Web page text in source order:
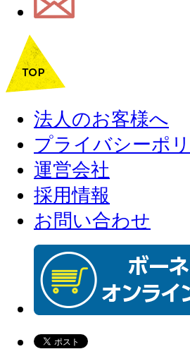
法人のお客様へ
プライバシーポ
運営会社
採用情報
お問い合わせ